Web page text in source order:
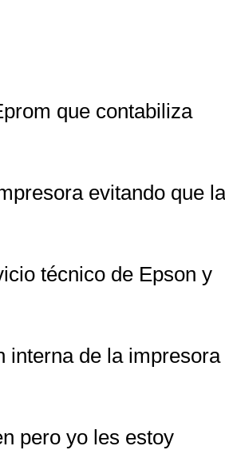
que contabiliza
evitando que la
técnico de Epson y
interna de la impresora
pero yo les estoy